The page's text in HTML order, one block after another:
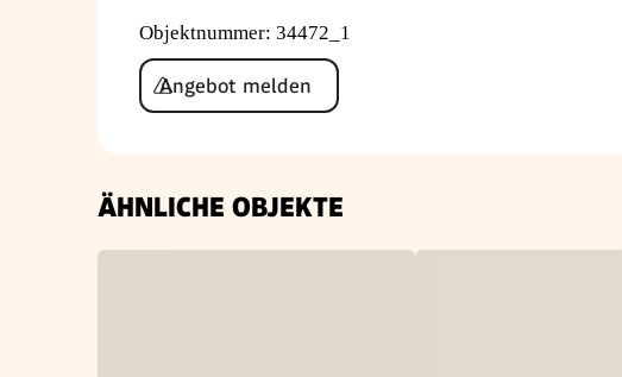
Objektnummer: 34472_1
Angebot melden
ÄHNLICHE OBJEKTE